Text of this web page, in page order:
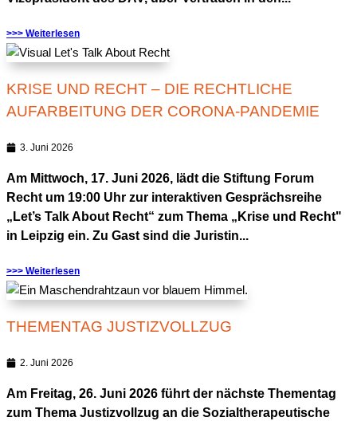
>>> Weiterlesen
KRISE UND RECHT – DIE RECHTLICHE
AUFARBEITUNG DER CORONA-PANDEMIE
3. Juni 2026
Am Mittwoch, 17. Juni 2026, lädt die Stiftung Forum
Recht um 19:00 Uhr zur interaktiven Gesprächsreihe
„Let’s Talk About Recht“ zum Thema „Krise und Recht"
in Leipzig ein. Zu Gast sind die Juristin...
>>> Weiterlesen
THEMENTAG JUSTIZVOLLZUG
2. Juni 2026
Am Freitag, 26. Juni 2026 führt der nächste Thementag
zum Thema Justizvollzug an die Sozialtherapeutische